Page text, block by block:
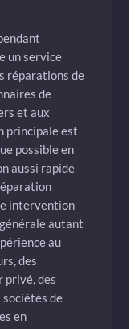
un service
réparations de
de
et aux
principale est
possible en
aussi rapide
intervention
autant
au
des
privé, des
sociétés de
en